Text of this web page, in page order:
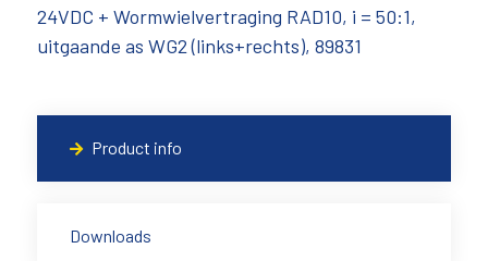
24VDC + Wormwielvertraging RAD10, i = 50:1,
uitgaande as WG2 (links+rechts), 89831
Product info
Downloads